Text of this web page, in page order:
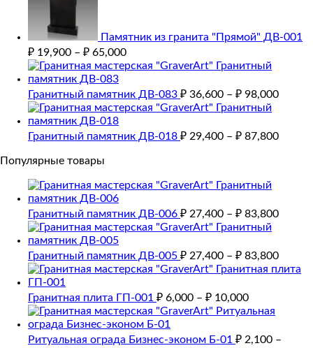
Памятник из гранита "Прямой" ДВ-001
₽ 19,900 – ₽ 65,000
Гранитный памятник ДВ-083 ₽ 36,600 – ₽ 98,000
Гранитный памятник ДВ-018 ₽ 29,400 – ₽ 87,800
Популярные товары
Гранитный памятник ДВ-006 ₽ 27,400 – ₽ 83,800
Гранитный памятник ДВ-005 ₽ 27,400 – ₽ 83,800
Гранитная плита ГП-001 ₽ 6,000 – ₽ 10,000
Ритуальная ограда Бизнес-эконом Б-01 ₽ 2,100 –